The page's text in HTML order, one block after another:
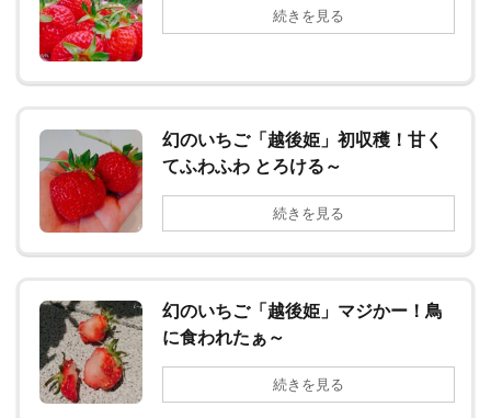
続きを見る
幻のいちご「越後姫」初収穫！甘く
てふわふわ とろける～
続きを見る
幻のいちご「越後姫」マジかー！鳥
に食われたぁ～
続きを見る